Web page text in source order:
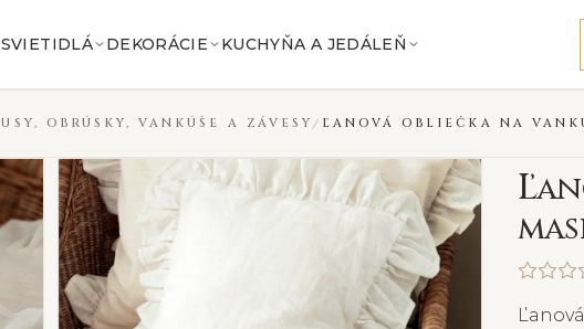
SVIETIDLÁ DEKORÁCIE KUCHYŇA A JEDÁLEŇ
OBRÚSKY, VANKÚŠE A ZÁVESY ĽANOVÁ OBLIEČKA NA
Ľ